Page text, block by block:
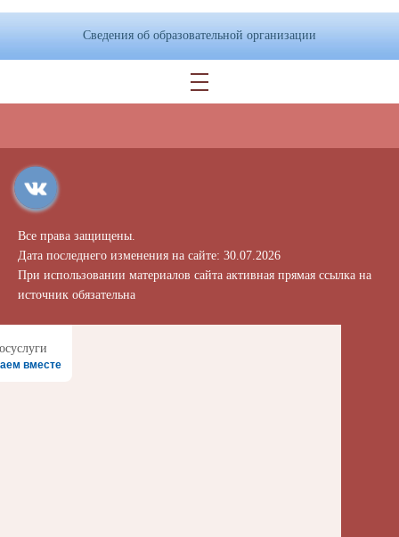
Сведения об образовательной организации
Все права защищены.
Дата последнего изменения на сайте: 30.07.2026
При использовании материалов сайта активная прямая ссылка на
источник обязательна
вместе